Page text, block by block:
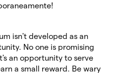
isn't developed as an
No one is promising
an opportunity to serve
a small reward. Be wary